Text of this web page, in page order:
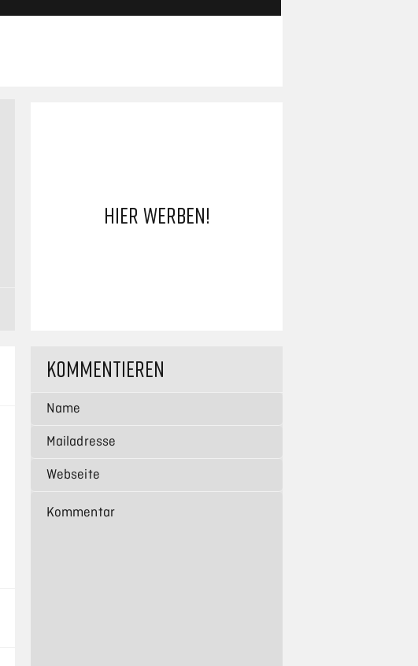
HIER WERBEN!
KOMMENTIEREN